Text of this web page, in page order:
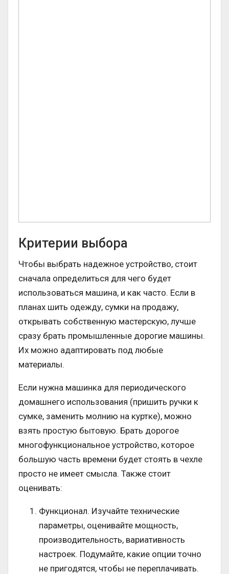
Критерии выбора
Чтобы выбрать надежное устройство, стоит
сначала определиться для чего будет
использоваться машина, и как часто. Если в
планах шить одежду, сумки на продажу,
открывать собственную мастерскую, лучше
сразу брать промышленные дорогие машины.
Их можно адаптировать под любые
материалы.
Если нужна машинка для периодического
домашнего использования (пришить ручки к
сумке, заменить молнию на куртке), можно
взять простую бытовую. Брать дорогое
многофункциональное устройство, которое
большую часть времени будет стоять в чехле
просто не имеет смысла. Также стоит
оценивать:
Функционал. Изучайте технические
параметры, оценивайте мощность,
производительность, вариативность
настроек. Подумайте, какие опции точно
не пригодятся, чтобы не переплачивать.